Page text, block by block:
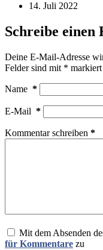
14. Juli 2022
Schreibe einen
Deine E-Mail-Adresse
Felder sind mit * markiert
Name *
E-Mail *
Kommentar schreiben *
Mit dem Absenden
für Kommentare zu